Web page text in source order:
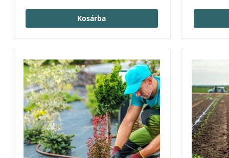
Kosárba